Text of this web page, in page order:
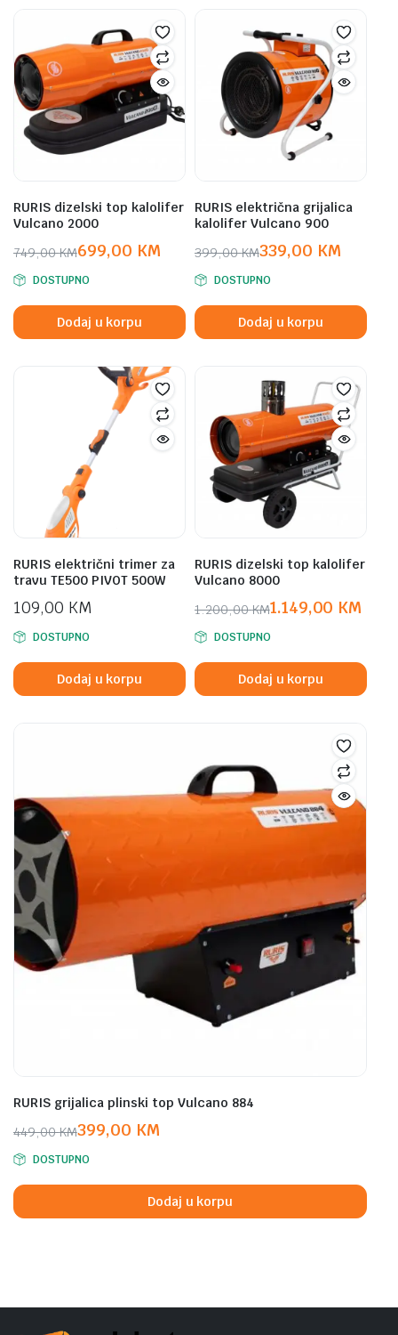
RURIS dizelski top kalolifer
Vulcano 2000
749,00KM
Original
price
was:
749,00 KM.
699,00 KM
Current
price
is:
699,00 KM.
DOSTUPNO
Dodaj u korpu
RURIS električna grijalica
kalolifer Vulcano 900
399,00KM
Original
price
was:
399,00 KM.
339,00 KM
Current
price
is:
339,00 KM.
DOSTUPNO
Dodaj u korpu
RURIS električni trimer za
travu TE500 PIVOT 500W
109,00 KM
DOSTUPNO
Dodaj u korpu
RURIS dizelski top kalolifer
Vulcano 8000
1.200,00KM
Original
price
was:
1.200,00 KM.
1.149,00 KM
Current
price
is:
1.149,00 KM.
DOSTUPNO
Dodaj u korpu
RURIS grijalica plinski top Vulcano 884
449,00KM
Original
price
was:
449,00 KM.
399,00 KM
Current
price
is:
399,00 KM.
DOSTUPNO
Dodaj u korpu